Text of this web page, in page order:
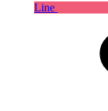
Line